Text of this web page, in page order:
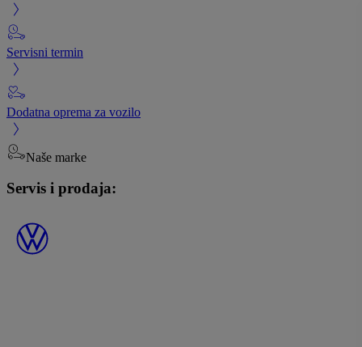
Servisni termin
Dodatna oprema za vozilo
Naše marke
Servis i prodaja: